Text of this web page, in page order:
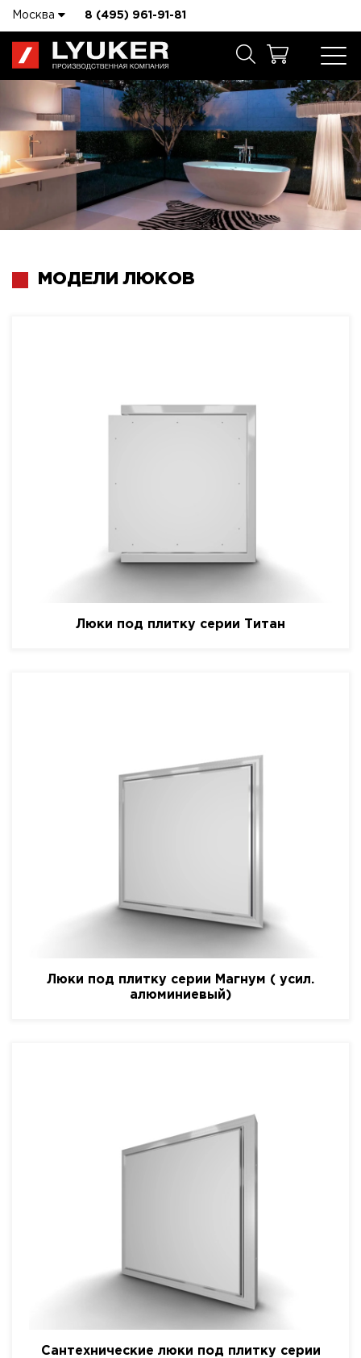
Москва 8 (495) 961-91-81
МОДЕЛИ ЛЮКОВ
Люки под плитку серии Титан
Люки под плитку серии Магнум ( усил.
алюминиевый)
Сантехнические люки под плитку серии